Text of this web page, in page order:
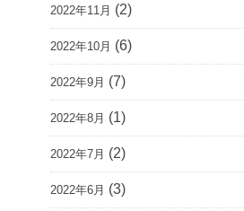
2022年11月 (2)
2022年10月 (6)
2022年9月 (7)
2022年8月 (1)
2022年7月 (2)
2022年6月 (3)